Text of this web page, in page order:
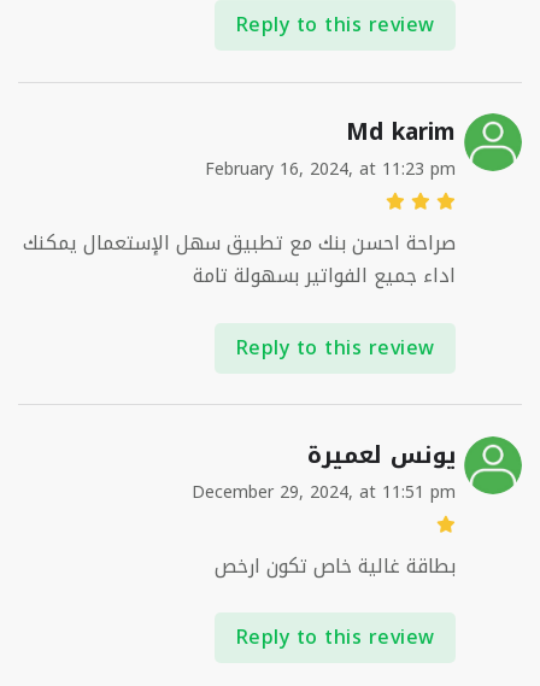
Reply to this review
Md karim
February 16, 2024, at 11:23 pm
صراحة احسن بنك مع تطبيق سهل الإستعمال يمكنك
اداء جميع الفواتير بسهولة تامة
Reply to this review
يونس لعميرة
December 29, 2024, at 11:51 pm
بطاقة غالية خاص تكون ارخص
Reply to this review